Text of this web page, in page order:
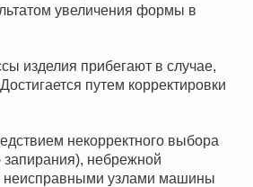
увеличения формы в
изделия прибегают в случае,
путем корректировки
некорректного выбора
небрежной
неисправными узлами машины